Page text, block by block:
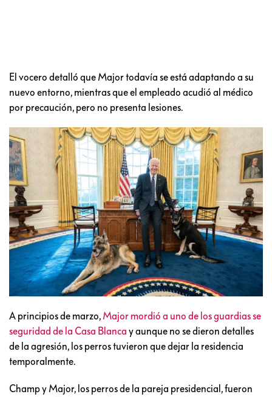
El vocero detalló que Major todavía se está adaptando a su
nuevo entorno, mientras que el empleado acudió al médico
por precaución, pero no presenta lesiones.
A principios de marzo, Major mordió a uno de los guardias se
seguridad de la Casa Blanca y aunque no se dieron detalles
de la agresión, los perros tuvieron que dejar la residencia
temporalmente.
Champ y Major, los perros de la pareja presidencial, fueron